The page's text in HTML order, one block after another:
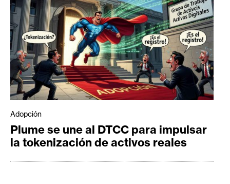
Adopción
Plume se une al DTCC para impulsar
la tokenización de activos reales